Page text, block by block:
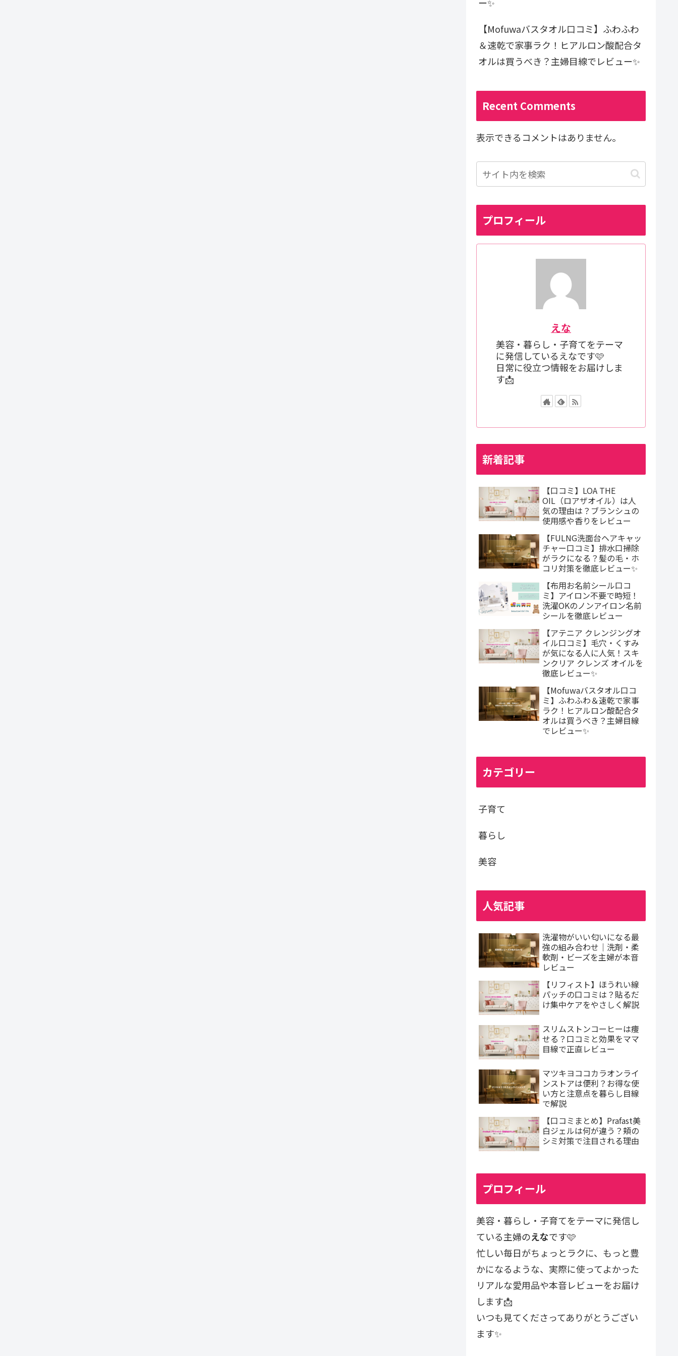
【Mofuwaバスタオル口コミ】ふわふわ
＆速乾で家事ラク！ヒアルロン酸配合タ
オルは買うべき？主婦目線でレビュー✨
Recent Comments
表示できるコメントはありません。
プロフィール
えな
美容・暮らし・子育てをテーマ
に発信しているえなです🩷
日常に役立つ情報をお届けしま
す📩
新着記事
【口コミ】LOA THE
OIL（ロアザオイル）は人
気の理由は？ブランシュの
使用感や香りをレビュー
【FULNG洗面台ヘアキャッ
チャー口コミ】排水口掃除
がラクになる？髪の毛・ホ
コリ対策を徹底レビュー✨
【布用お名前シール口コ
ミ】アイロン不要で時短！
洗濯OKのノンアイロン名前
シールを徹底レビュー
【アテニア クレンジングオ
イル口コミ】毛穴・くすみ
が気になる人に人気！スキ
ンクリア クレンズ オイルを
徹底レビュー✨
【Mofuwaバスタオル口コ
ミ】ふわふわ＆速乾で家事
ラク！ヒアルロン酸配合タ
オルは買うべき？主婦目線
でレビュー✨
カテゴリー
子育て
暮らし
美容
人気記事
洗濯物がいい匂いになる最
強の組み合わせ｜洗剤・柔
軟剤・ビーズを主婦が本音
レビュー
【リフィスト】ほうれい線
パッチの口コミは？貼るだ
け集中ケアをやさしく解説
スリムストンコーヒーは痩
せる？口コミと効果をママ
目線で正直レビュー
マツキヨココカラオンライ
ンストアは便利？お得な使
い方と注意点を暮らし目線
で解説
【口コミまとめ】Prafast美
白ジェルは何が違う？頬の
シミ対策で注目される理由
プロフィール
美容・暮らし・子育てをテーマに発信し
ている主婦のえなです🩷
忙しい毎日がちょっとラクに、もっと豊
かになるような、実際に使ってよかった
リアルな愛用品や本音レビューをお届け
します📩
いつも見てくださってありがとうござい
ます✨